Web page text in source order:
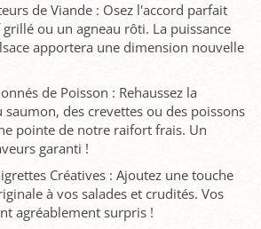
de Viande : Osez l'accord parfait
ou un agneau rôti. La puissance
apportera une dimension nouvelle
de Poisson : Rehaussez la
saumon, des crevettes ou des poissons
pointe de notre raifort frais. Un
garanti !
Créatives : Ajoutez une touche
à vos salades et crudités. Vos
agréablement surpris !